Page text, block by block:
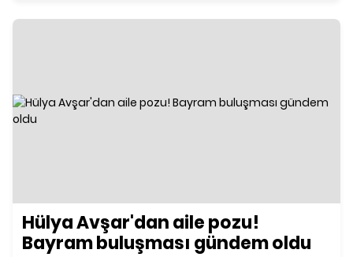
Hülya Avşar'dan aile pozu!
Bayram buluşması gündem oldu